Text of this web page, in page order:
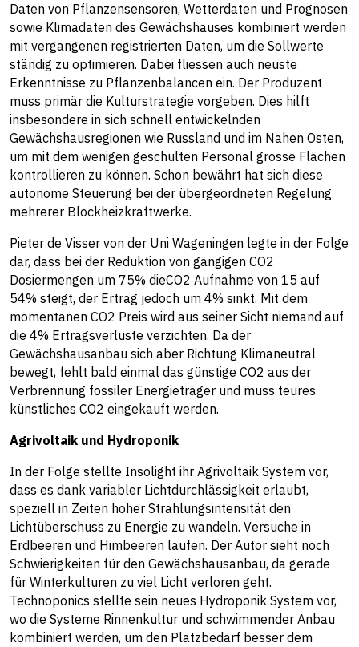
Daten von Pflanzensensoren, Wetterdaten und Prognosen
sowie Klimadaten des Gewächshauses kombiniert werden
mit vergangenen registrierten Daten, um die Sollwerte
ständig zu optimieren. Dabei fliessen auch neuste
Erkenntnisse zu Pflanzenbalancen ein. Der Produzent
muss primär die Kulturstrategie vorgeben. Dies hilft
insbesondere in sich schnell entwickelnden
Gewächshausregionen wie Russland und im Nahen Osten,
um mit dem wenigen geschulten Personal grosse Flächen
kontrollieren zu können. Schon bewährt hat sich diese
autonome Steuerung bei der übergeordneten Regelung
mehrerer Blockheizkraftwerke.
Pieter de Visser von der Uni Wageningen legte in der Folge
dar, dass bei der Reduktion von gängigen CO2
Dosiermengen um 75% dieCO2 Aufnahme von 15 auf
54% steigt, der Ertrag jedoch um 4% sinkt. Mit dem
momentanen CO2 Preis wird aus seiner Sicht niemand auf
die 4% Ertragsverluste verzichten. Da der
Gewächshausanbau sich aber Richtung Klimaneutral
bewegt, fehlt bald einmal das günstige CO2 aus der
Verbrennung fossiler Energieträger und muss teures
künstliches CO2 eingekauft werden.
Agrivoltaik und Hydroponik
In der Folge stellte Insolight ihr Agrivoltaik System vor,
dass es dank variabler Lichtdurchlässigkeit erlaubt,
speziell in Zeiten hoher Strahlungsintensität den
Lichtüberschuss zu Energie zu wandeln. Versuche in
Erdbeeren und Himbeeren laufen. Der Autor sieht noch
Schwierigkeiten für den Gewächshausanbau, da gerade
für Winterkulturen zu viel Licht verloren geht.
Technoponics stellte sein neues Hydroponik System vor,
wo die Systeme Rinnenkultur und schwimmender Anbau
kombiniert werden, um den Platzbedarf besser dem